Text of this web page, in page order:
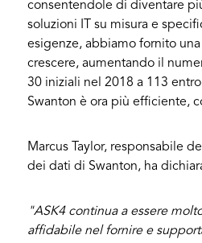
consentendole di diventare
soluzioni IT su misura e
esigenze, abbiamo fornito
crescere, aumentando il
30 iniziali nel 2018 a 113
Swanton è ora più efficiente,
Marcus Taylor, responsabile
dei dati di Swanton, ha
"ASK4 continua a essere
affidabile nel fornire e